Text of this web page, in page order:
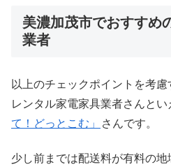
美濃加茂市でおすすめ
業者
以上のチェックポイントを考
レンタル家電家具業者さんと
て！どっとこむ」
さんです。
少し前までは配送料が有料の